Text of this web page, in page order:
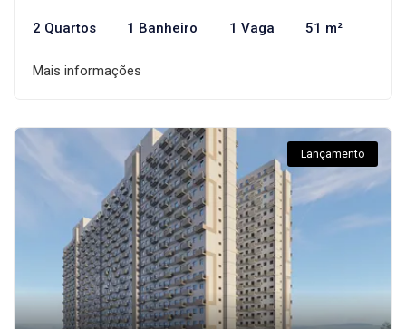
2 Quartos 1 Banheiro 1 Vaga 51 m²
Mais informações
Lançamento